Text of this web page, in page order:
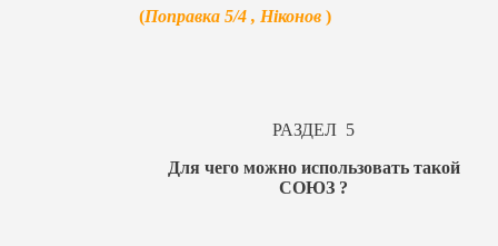
(Поправка 5/4 , Ніконов )
РАЗДЕЛ 5
Для чего можно использовать такой
СОЮЗ ?